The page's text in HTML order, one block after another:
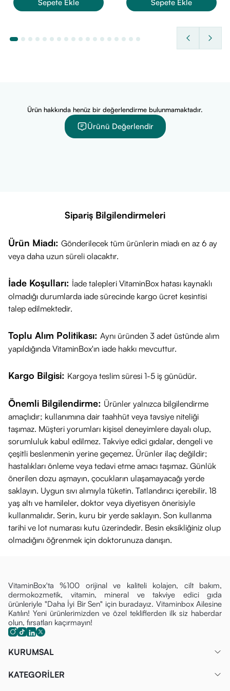
Sepete Ekle
200mlSepete Ekle
Ürün hakkında henüz bir değerlendirme bulunmamaktadır.
Ürünü Değerlendir
Sipariş Bilgilendirmeleri
Ürün Miadı: Gönderilecek tüm ürünlerin miadı en az 6 ay
veya daha uzun süreli olacaktır.
İade Koşulları: İade talepleri VitaminBox hatası kaynaklı
olmadığı durumlarda iade sürecinde kargo ücret kesintisi
talep edilmektedir.
Toplu Alım Politikası: Aynı üründen 3 adet üstünde alım
yapıldığında VitaminBox'ın iade hakkı mevcuttur.
Kargo Bilgisi: Kargoya teslim süresi 1-5 iş günüdür.
Önemli Bilgilendirme: Ürünler yalnızca bilgilendirme
amaçlıdır; kullanımına dair taahhüt veya tavsiye niteliği
taşımaz. Müşteri yorumları kişisel deneyimlere dayalı olup,
sorumluluk kabul edilmez. Takviye edici gıdalar, dengeli ve
çeşitli beslenmenin yerine geçemez. Ürünler ilaç değildir;
hastalıkları önleme veya tedavi etme amacı taşımaz. Günlük
önerilen dozu aşmayın, çocukların ulaşamayacağı yerde
saklayın. Uygun sıvı alımıyla tüketin. Tatlandırıcı içerebilir. 18
yaş altı ve hamileler, doktor veya diyetisyen önerisiyle
kullanmalıdır. Serin, kuru bir yerde saklayın. Son kullanma
tarihi ve lot numarası kutu üzerindedir. Besin eksikliğiniz olup
olmadığını öğrenmek için doktorunuza danışın.
VitaminBox'ta %100 orijinal ve kaliteli kolajen, cilt bakım,
dermokozmetik, vitamin, mineral ve takviye edici gıda
ürünleriyle "Daha İyi Bir Sen" için buradayız. Vitaminbox Ailesine
Katılın! Yeni ürünlerimizden ve özel tekliflerden ilk siz haberdar
olun, fırsatları kaçırmayın!
KURUMSAL
KATEGORİLER